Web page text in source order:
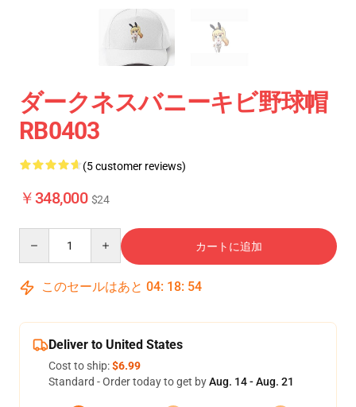
ダークネスバニーキビ野球帽
RB0403
(5 customer reviews)
￥348,000 $24
カートに追加
このセールはあと 04: 18: 54
Deliver to United States
Cost to ship:$6.99
Standard - Order today to get byAug. 14 - Aug. 21